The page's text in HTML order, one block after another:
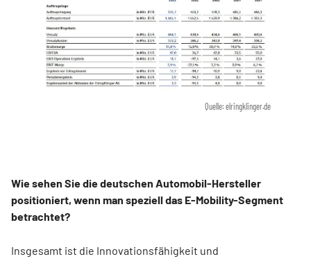
Quelle: elringklinger.de
Wie sehen Sie die deutschen Automobil-Hersteller
positioniert, wenn man speziell das E-Mobility-Segment
betrachtet?
Insgesamt ist die Innovationsfähigkeit und